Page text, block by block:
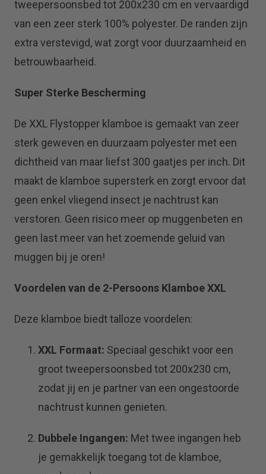
tweepersoonsbed tot 200x230 cm en vervaardigd
van een zeer sterk 100% polyester. De randen zijn
extra verstevigd, wat zorgt voor duurzaamheid en
betrouwbaarheid.
Super Sterke Bescherming
De XXL Flystopper klamboe is gemaakt van zeer
sterk geweven en duurzaam polyester met een
dichtheid van maar liefst 300 gaatjes per inch. Dit
maakt de klamboe supersterk en zorgt ervoor dat
geen enkel vliegend insect je nachtrust kan
verstoren. Geen risico meer op muggenbeten en
geen last meer van het zoemende geluid van
muggen bij je oren!
Voordelen van de 2-Persoons Klamboe XXL
Deze klamboe biedt talloze voordelen:
XXL Formaat: Speciaal geschikt voor een
groot tweepersoonsbed tot 200x230 cm,
zodat jij en je partner van een ongestoorde
nachtrust kunnen genieten.
Dubbele Ingangen: Met twee ingangen heb
je gemakkelijk toegang tot de klamboe,